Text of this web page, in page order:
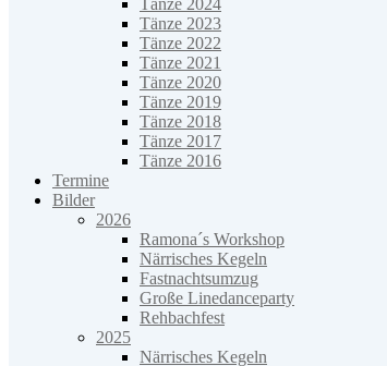
Tänze 2024
Tänze 2023
Tänze 2022
Tänze 2021
Tänze 2020
Tänze 2019
Tänze 2018
Tänze 2017
Tänze 2016
Termine
Bilder
2026
Ramona´s Workshop
Närrisches Kegeln
Fastnachtsumzug
Große Linedanceparty
Rehbachfest
2025
Närrisches Kegeln